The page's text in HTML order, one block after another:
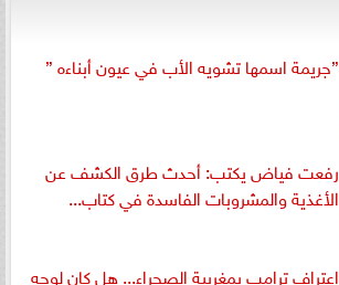
”جريمة اسمها تشويه الأب في عيون أبناءه ”
رفعت فياض يكتب: أحدث طرق الكشف عن
الأغذية والمشروبات الفاسدة في كتاب...
اعتراف ترامب بمغربية الصحراء... هل كان لوجه